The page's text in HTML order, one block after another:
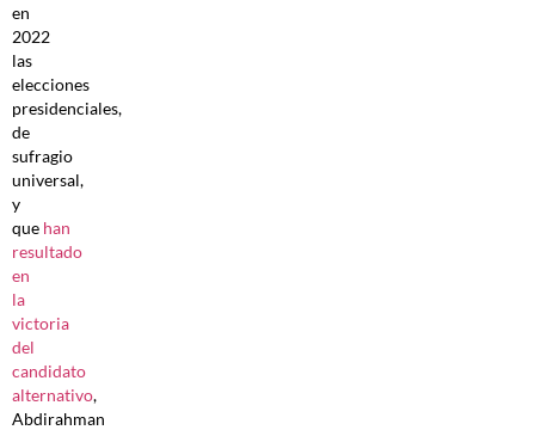
en
2022
las
elecciones
presidenciales,
de
sufragio
universal,
y
que han
resultado
en
la
victoria
del
candidato
alternativo,
Abdirahman